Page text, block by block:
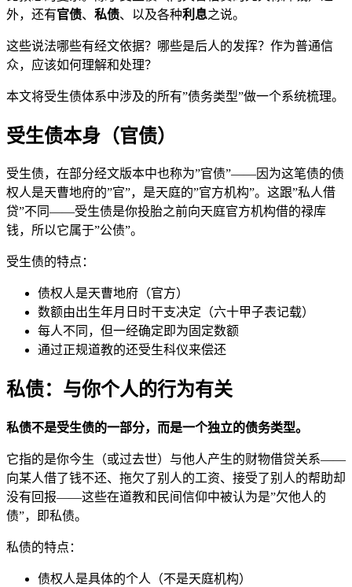
外，还有官债、 私债、以及各种利息之说。
这些说法哪些有经文依据？哪些是后人的发挥？作为普通信
众，应该如何理解和处理？
本文将受生债体系中涉及的所有”债务类型”做一个系统梳理。
受生债本身（官债）
受生债，在部分经文版本中也称为”官债”——因为这笔债的债
权人是天曹地府的”官”，是天庭的”官方机构”。这跟”私人借
贷”不同——受生债是你投胎之前向天庭官方机构借的禄库
钱，所以它属于”公债”。
受生债的特点：
债权人是天曹地府（官方）
数额由出生年月日时干支决定（六十甲子表记载）
每人不同，但一经确定即为固定数额
通过正规道教的还受生科仪来偿还
私债：与你个人的行为有关
私债不是受生债的一部分，而是一个独立的债务类型。
它指的是你今生（或过去世）与他人产生的财物借贷关系——
向某人借了钱不还、拖欠了别人的工资、接受了别人的帮助却
没有回报——这些在道教和民间信仰中被认为是”欠他人的
债”，即私债。
私债的特点：
债权人是具体的个人（不是天庭机构）